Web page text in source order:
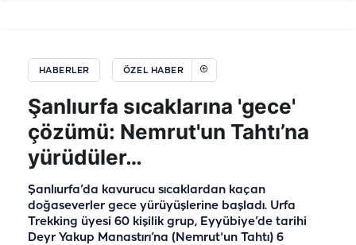
HABERLER ÖZEL HABER
Şanlıurfa sıcaklarına 'gece'
çözümü: Nemrut'un Tahtı’na
yürüdüler…
Şanlıurfa’da kavurucu sıcaklardan kaçan
doğaseverler gece yürüyüşlerine başladı. Urfa
Trekking üyesi 60 kişilik grup, Eyyübiye’de tarihi
Deyr Yakup Manastırı’na (Nemrut'un Tahtı) 6